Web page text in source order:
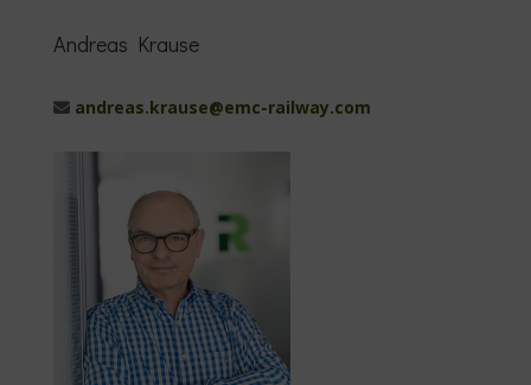
Andreas Krause
andreas.krause@emc-railway.com